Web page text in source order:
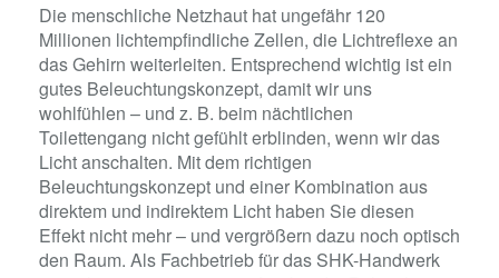
Die menschliche Netzhaut hat ungefähr 120
Millionen lichtempfindliche Zellen, die Lichtreflexe an
das Gehirn weiterleiten. Entsprechend wichtig ist ein
gutes Beleuchtungskonzept, damit wir uns
wohlfühlen – und z. B. beim nächtlichen
Toilettengang nicht gefühlt erblinden, wenn wir das
Licht anschalten. Mit dem richtigen
Beleuchtungskonzept und einer Kombination aus
direktem und indirektem Licht haben Sie diesen
Effekt nicht mehr – und vergrößern dazu noch optisch
den Raum. Als Fachbetrieb für das SHK-Handwerk